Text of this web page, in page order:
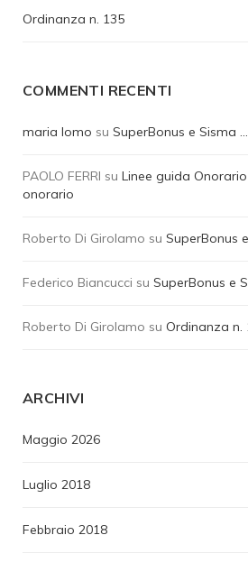
Ordinanza n. 135
COMMENTI RECENTI
maria lomo su SuperBonus e Sisma
PAOLO FERRI su Linee guida
onorario
Roberto Di Girolamo su SuperBonus
Federico Biancucci su SuperBonus e
Roberto Di Girolamo su Ordinanza n.
ARCHIVI
Maggio 2026
Luglio 2018
Febbraio 2018